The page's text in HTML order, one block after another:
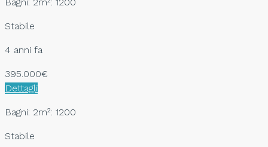
Stabile
4 anni fa
395.000€
Dettagli
Bagni: 2m²: 1200
Stabile